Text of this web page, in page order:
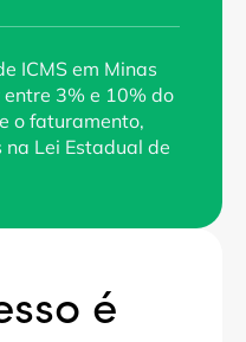
ICMS em Minas
3% e 10% do
o faturamento,
Lei Estadual de
é